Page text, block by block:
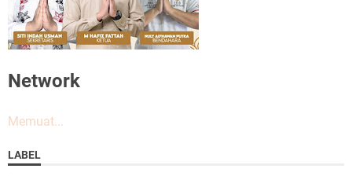
Network
Memuat...
LABEL